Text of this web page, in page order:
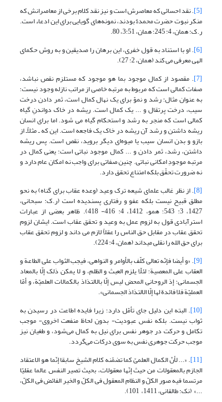
[5] . نقد احسائی که معاصرش است و نیز نقد کلام برخی از معاصرانش که
منکر نبوت حضرت محمد$ بودند، نمونه‌های گویایی برای این ادعاء است.
ر.ک: همان، 4: 245؛ همان، 3:51، 80.
[6] . او با استناد به قول خفری، این برهان را صدیقین و به روش حکمای
الهی معرفی می کند (همان، 2: 27).
[7] . مقصود از کمال موجود بما هو موجود که مستلزم نقص نباشد،
صفات کمالی است که مربوط به مرتبه خاصی از مراتب نازله وجود نیست؛
به عنوان مثال: رشد و نموّ برای یک نهال کمال است، ثمر دادن درخت
سیب، درخت پرتقال و ... یک کمال است. ریشه در خاک دواندنِ گیاه
کمالی است که منجر به رشد و استحکام گیاه می شود. اما برای انسان
ریشه داشتن و رشد آن ریشه در خاک یک فاجعه است. این که ـ مثلاًـ از
بازو و بدن انسان سیب یا میوه‌ای دیگر بروید، نقص است. پس ریشه
داشتن، رشد، ثمر دادن و ... کمال موجود نباتی است؛ یعنی کمال در
مرتبه موجودِ امکانی نباتی. چنین صفاتی برای واجب نه امکان عام دارد و
نه ضرورت تحقّق بلکه امتناع تحقق دارد.
[8] . از نظر غالب علمای شیعه ترک وعید (وعده عقاب برای گناه) به نحو
مطلق قبیح نیست بلکه عفو و رفتاری پسندیده است (ر.ک: سبحانی،
1427، 3: 543؛ همو، 1412، 4: 416- 418). ظاهر بعضی از عبارات
استرآبادی قول به لزوم عمل به وعید و تحقق عقاب است. ایشان لزوم
تحقق عقاب در مقابل حق الناس را عقلاً لازم می داند و لزوم تحقق عقاب
برای حق الله را نقلی می‏داند (همان، 4: 224).
[9] . «و أیضا فإنّه تعالى کلّف بالأوامر و النواهی، فیجب الثواب على الطاعة و
العقاب على المعصیة؛ لئلّا یلزم العبث و الظلم، و لا یمکن ذلک إلّا بالمعاد
الجسمانی؛ إذ الروحانی المحض لیس إلّا بالالتذاذ بالکمالات العلمیّة، و أمّا
العملیّة فلا فائدة لها إلّا الالتذاذ الجسمانی».
[10]
. البته این دلیل جای تأمّل دارد؛ زیرا فایده اطاعت در رسیدن به
ثواب نیست. بلکه نفس عبودیت- بدون لحاظ منفعت اخروی- موجب
تکامل و حرکت در جوهر نفس برای نیل به کمال می‌شود، و طغیان نیز
موجب حرکت جوهری نفس به سوی درکات می‌گردد.
[11]
. «... لأنّ الکمال‏ العلمیّ‏ کما تضمّنه کلام الشیخ سابقا إنّما هو الاعتقاد
الجازم بالمعقولات من حیث إنّها معقولات، بحیث تصیر النفس عالما عقلیّا
مرتسما فیه صور الکلّ و النظام المعقول فی الکلّ و الخیر الفائض فی الکلّ،
...» (نک: طالقانی، 1411، ‏ 101).